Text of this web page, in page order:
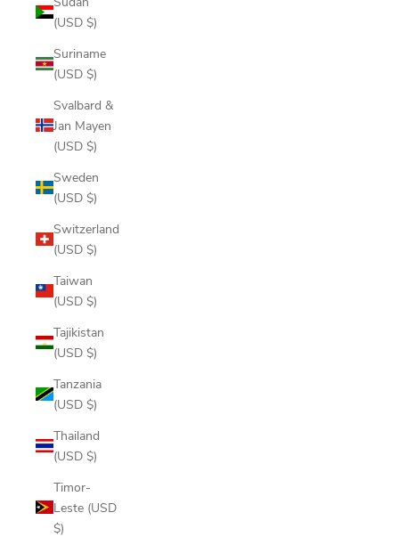
(USD $)
Suriname
(USD $)
Svalbard &
Jan Mayen
(USD $)
Sweden
(USD $)
Switzerland
(USD $)
Taiwan
(USD $)
Tajikistan
(USD $)
Tanzania
(USD $)
Thailand
(USD $)
Timor-
Leste (USD
$)